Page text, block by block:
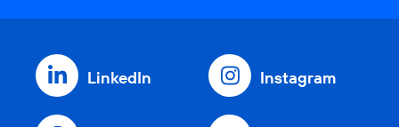
LinkedIn Instagram